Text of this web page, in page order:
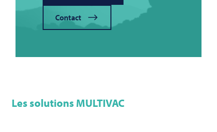
Contact
Les solutions MULTIVAC